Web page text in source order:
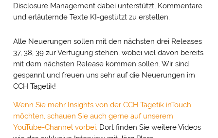
Disclosure Management dabei unterstützt, Kommentare
und erläuternde Texte KI-gestützt zu erstellen.
Alle Neuerungen sollen mit den nächsten drei Releases
37, 38, 39 zur Verfügung stehen, wobei viel davon bereits
mit dem nächsten Release kommen sollen. Wir sind
gespannt und freuen uns sehr auf die Neuerungen im
CCH Tagetik!
Wenn Sie mehr Insights von der CCH Tagetik inTouch
möchten, schauen Sie auch gerne auf unserem
YouTube-Channel vorbei. Dort finden Sie weitere Videos